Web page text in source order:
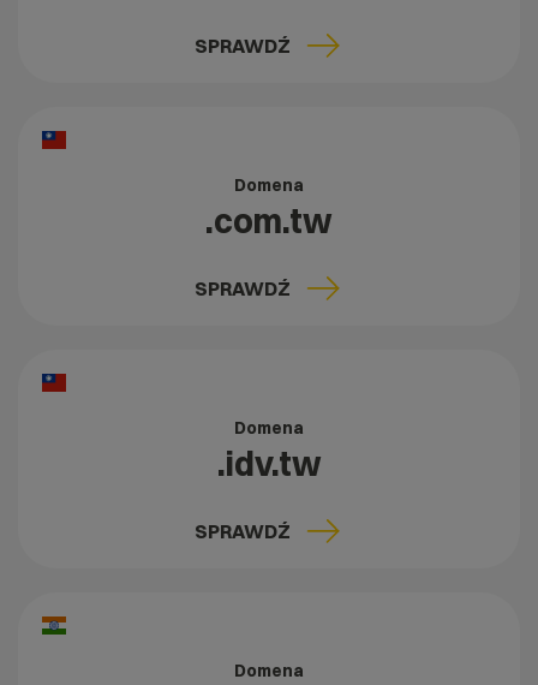
SPRAWDŹ
Domena
.com.tw
SPRAWDŹ
Domena
.idv.tw
SPRAWDŹ
Domena